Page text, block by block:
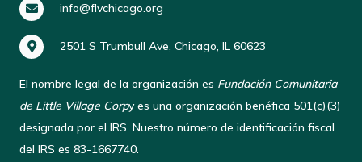
info@flvchicago.org
2501 S Trumbull Ave, Chicago, IL 60623
El nombre legal de la organización es Fundación Comunitaria
de Little Village Corpy es una organización benéfica 501(c)(3)
designada por el IRS. Nuestro número de identificación fiscal
del IRS es 83-1667740.